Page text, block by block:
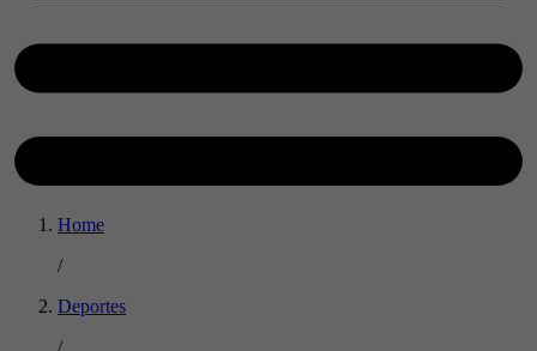
Home
/
Deportes
/